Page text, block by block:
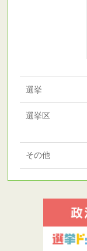
選挙
選挙区
その他